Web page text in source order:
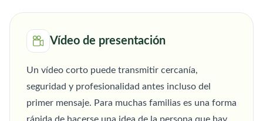
Vídeo de presentación
Un vídeo corto puede transmitir cercanía,
seguridad y profesionalidad antes incluso del
primer mensaje. Para muchas familias es una forma